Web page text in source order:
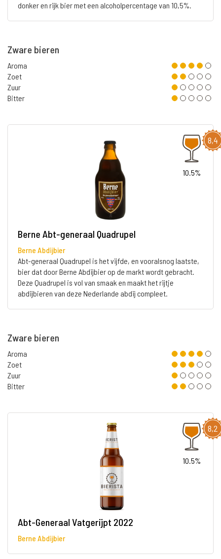
donker en rijk bier met een alcoholpercentage van 10,5%.
Zware bieren
Aroma
Zoet
Zuur
Bitter
8,4
10.5%
Berne Abt-generaal Quadrupel
Berne Abdijbier
Abt-generaal Quadrupel is het vijfde, en vooralsnog laatste,
bier dat door Berne Abdijbier op de markt wordt gebracht.
Deze Quadrupel is vol van smaak en maakt het rijtje
abdijbieren van deze Nederlande abdij compleet.
Zware bieren
Aroma
Zoet
Zuur
Bitter
8,2
10.5%
Abt-Generaal Vatgerijpt 2022
Berne Abdijbier